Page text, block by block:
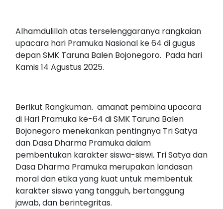
Alhamdulillah atas terselenggaranya rangkaian
upacara hari Pramuka Nasional ke 64 di gugus
depan SMK Taruna Balen Bojonegoro. Pada hari
Kamis 14 Agustus 2025.
Berikut Rangkuman. amanat pembina upacara
di Hari Pramuka ke-64 di SMK Taruna Balen
Bojonegoro menekankan pentingnya Tri Satya
dan Dasa Dharma Pramuka dalam
pembentukan karakter siswa-siswi. Tri Satya dan
Dasa Dharma Pramuka merupakan landasan
moral dan etika yang kuat untuk membentuk
karakter siswa yang tangguh, bertanggung
jawab, dan berintegritas.